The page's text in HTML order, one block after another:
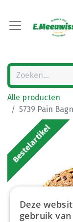
Alle producten
5739 Pain
Bestelartikel
Deze
gebruik